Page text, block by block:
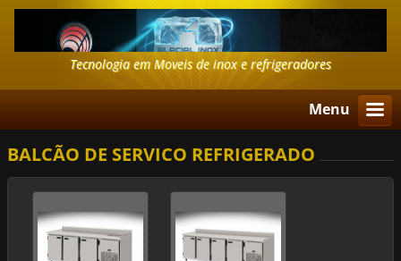
Tecnologia em Moveis de inox e refrigeradores
Menu
BALCÃO DE SERVICO REFRIGERADO